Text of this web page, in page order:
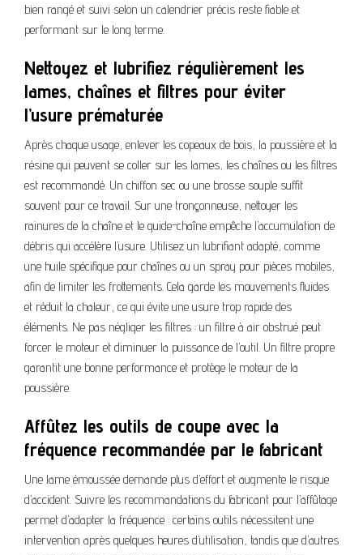
bien rangé et suivi selon un calendrier précis reste fiable et
performant sur le long terme.
Nettoyez et lubrifiez régulièrement les
lames, chaînes et filtres pour éviter
l’usure prématurée
Après chaque usage, enlever les copeaux de bois, la poussière et la
résine qui peuvent se coller sur les lames, les chaînes ou les filtres
est recommandé. Un chiffon sec ou une brosse souple suffit
souvent pour ce travail. Sur une tronçonneuse, nettoyer les
rainures de la chaîne et le guide-chaîne empêche l’accumulation de
débris qui accélère l’usure. Utilisez un lubrifiant adapté, comme
une huile spécifique pour chaînes ou un spray pour pièces mobiles,
afin de limiter les frottements. Cela garde les mouvements fluides
et réduit la chaleur, ce qui évite une usure trop rapide des
éléments. Ne pas négliger les filtres : un filtre à air obstrué peut
forcer le moteur et diminuer la puissance de l’outil. Un filtre propre
garantit une bonne performance et protège le moteur de la
poussière.
Affûtez les outils de coupe avec la
fréquence recommandée par le fabricant
Une lame émoussée demande plus d’effort et augmente le risque
d’accident. Suivre les recommandations du fabricant pour l’affûtage
permet d’adapter la fréquence : certains outils nécessitent une
intervention après quelques heures d’utilisation, tandis que d’autres